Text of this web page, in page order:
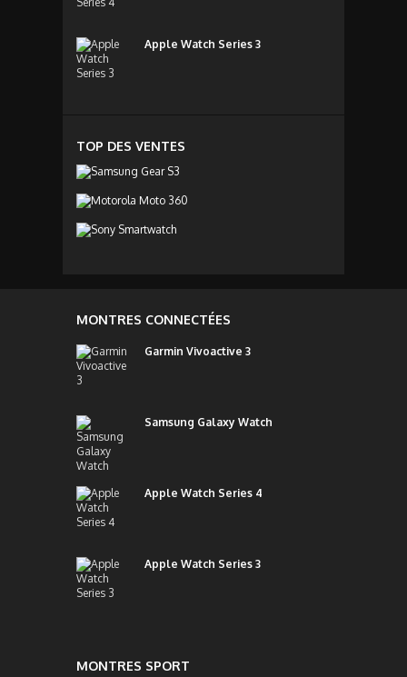
Apple Watch Series 3
TOP DES VENTES
MONTRES CONNECTÉES
Garmin Vivoactive 3
Samsung Galaxy Watch
Apple Watch Series 4
Apple Watch Series 3
MONTRES SPORT